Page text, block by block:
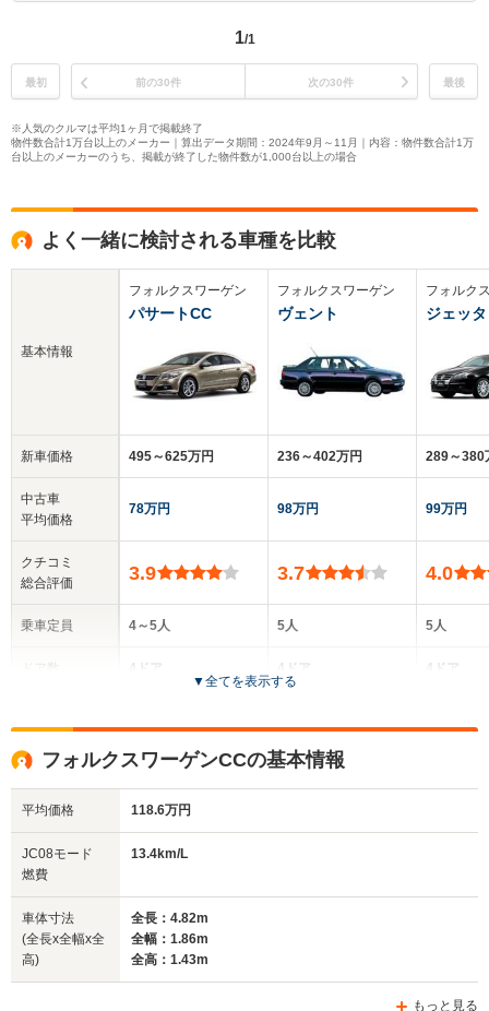
1/1
最初 前の30件 次の30件 最後
※人気のクルマは平均1ヶ月で掲載終了
物件数合計1万台以上のメーカー｜算出データ期間：2024年9月～11月｜内容：物件数合計1万
台以上のメーカーのうち、掲載が終了した物件数が1,000台以上の場合
よく一緒に検討される車種を比較
基本情報
新車価格
中古車
平均価格
クチコミ
総合評価
乗車定員
サイズ
(全長x全幅x全高)
フォルクスワーゲン
パサートCC
495～625万円
78万円
3.9
4～5人
4ドア
全高
全長
-m
フォルクスワーゲン
ヴェント
236～402万円
98万円
3.7
5人
4ドア
全高
フォルク
ジェッタ
289～380
99万円
4.0
5人
4ドア
全高
▼全てを表示する
フォルクスワーゲンCCの基本情報
平均価格 118.6万円
JC08モード
燃費
13.4km/L
車体寸法
(全長x全幅x全
高)
全長：4.82m
全幅：1.86m
全高：1.43m
もっと見る